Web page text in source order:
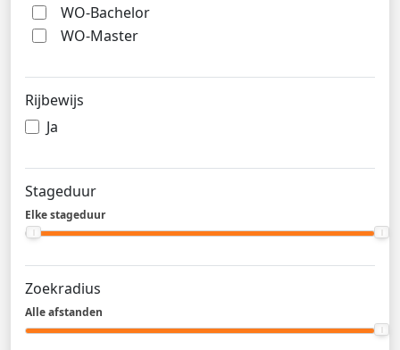
WO-Bachelor
WO-Master
Rijbewijs
Ja
Stageduur
Elke stageduur
Zoekradius
Alle afstanden